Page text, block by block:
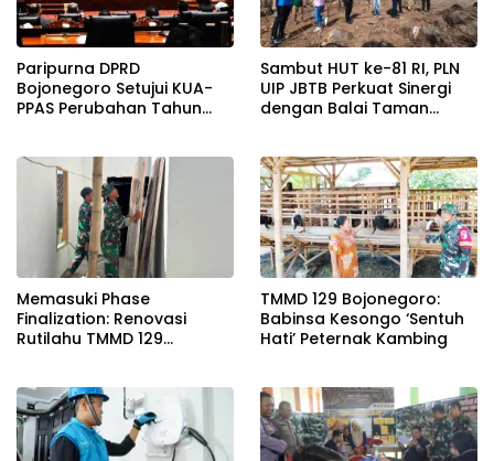
Paripurna DPRD
Bojonegoro Setujui KUA-
PPAS Perubahan Tahun
Sambut HUT ke-81 RI, PLN
UIP JBTB Perkuat Sinergi
dengan Balai Taman
SUTET 500 kV Paiton–
Watudodol/Kalipuro
Memasuki Phase
Finalization: Renovasi
Rutilahu TMMD 129
TMMD 129 Bojonegoro:
Babinsa Kesongo ‘Sentuh
Hati’ Peternak Kambing